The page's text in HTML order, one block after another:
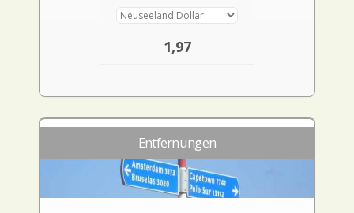
1,97
Entfernungen